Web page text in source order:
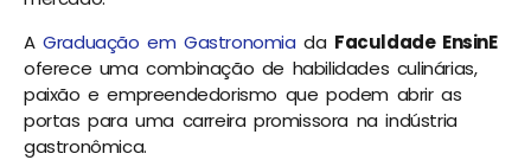
AGraduação em Gastronomia da Faculdade EnsinE
oferece uma combinação de habilidades culinárias,
paixão e empreendedorismo que podem abrir as
portas para uma carreira promissora na indústria
gastronômica.